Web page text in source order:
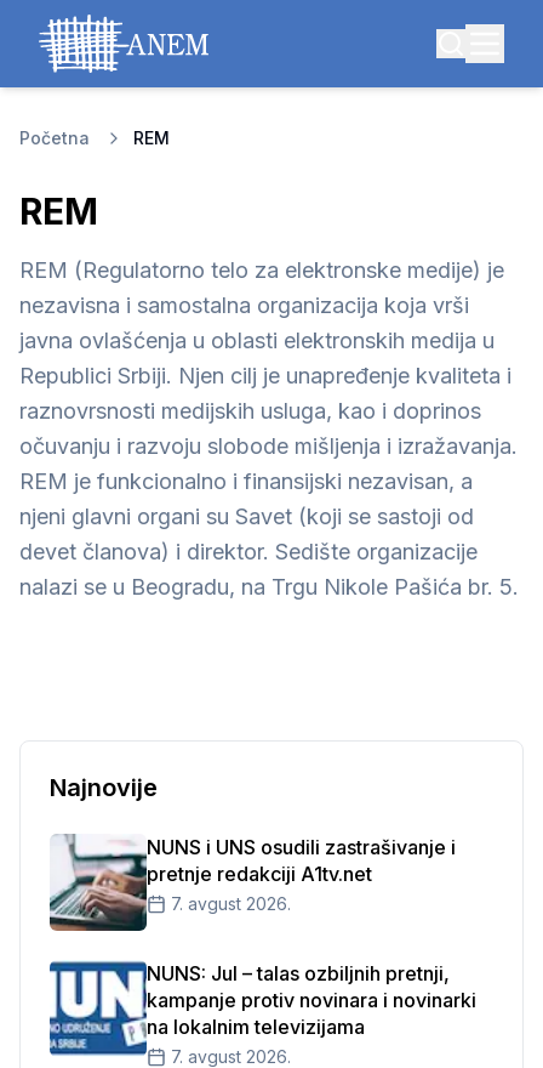
Početna REM
REM
REM (Regulatorno telo za elektronske medije) je
nezavisna i samostalna organizacija koja vrši
javna ovlašćenja u oblasti elektronskih medija u
Republici Srbiji. Njen cilj je unapređenje kvaliteta i
raznovrsnosti medijskih usluga, kao i doprinos
očuvanju i razvoju slobode mišljenja i izražavanja.
REM je funkcionalno i finansijski nezavisan, a
njeni glavni organi su Savet (koji se sastoji od
devet članova) i direktor. Sedište organizacije
nalazi se u Beogradu, na Trgu Nikole Pašića br. 5.
Najnovije
NUNS i UNS osudili zastrašivanje i
pretnje redakciji A1tv.net
7. avgust 2026.
NUNS: Jul – talas ozbiljnih pretnji,
kampanje protiv novinara i novinarki
na lokalnim televizijama
7. avgust 2026.